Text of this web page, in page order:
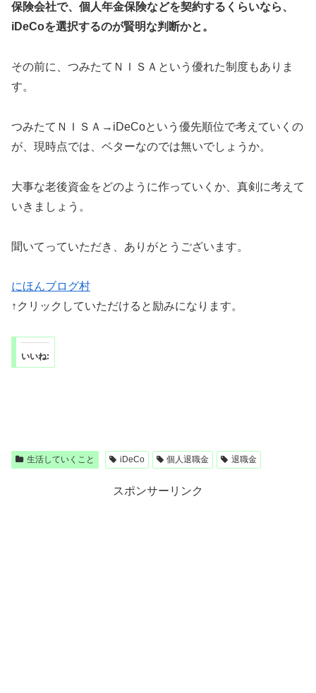
保険会社で、個人年金保険などを契約するくらいなら、
iDeCoを選択するのが賢明な判断かと。
その前に、つみたてＮＩＳＡという優れた制度もありま
す。
つみたてＮＩＳＡ→iDeCoという優先順位で考えていくの
が、現時点では、ベターなのでは無いでしょうか。
大事な老後資金をどのように作っていくか、真剣に考えて
いきましょう。
聞いてっていただき、ありがとうございます。
にほんブログ村
↑クリックしていただけると励みになります。
いいね:
生活していくこと iDeCo 個人退職金 退職金
スポンサーリンク